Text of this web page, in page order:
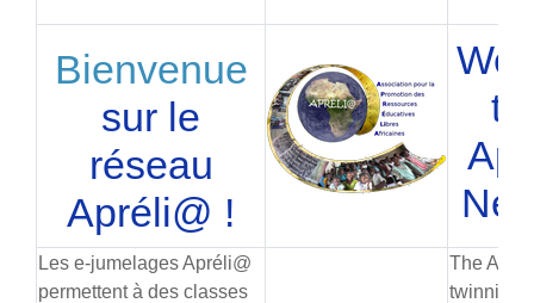
Bienvenue
sur le
réseau
Apréli@ !
to
Les e-jumelages Apréli@
permettent à des classes
The
twinning